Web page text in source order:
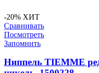
-20% ХИТ
Сравнивать
Посмотреть
Запомнить
Ниппель TIEMME